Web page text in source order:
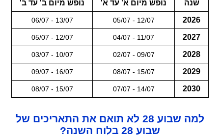
שנה נופש מיום א' עד א' נופש מיום ב' עד ב'
2026
05/07 - 12/07
06/07 - 13/07
2027
04/07 - 11/07
05/07 - 12/07
2028
02/07 - 09/07
03/07 - 10/07
2029
08/07 - 15/07
09/07 - 16/07
2030
07/07 - 14/07
08/07 - 15/07
למה שבוע 28 לא תואם את התאריכים של
שבוע 28 בלוח השנה?